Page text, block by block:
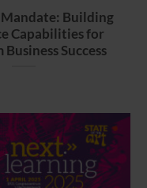
Mandate: Building
Capabilities for
Business Success